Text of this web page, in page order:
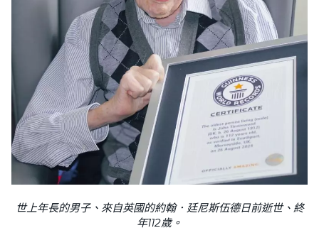
世上年長的男子、來自英國的約翰．廷尼斯伍德日前逝世、終
年112歲。